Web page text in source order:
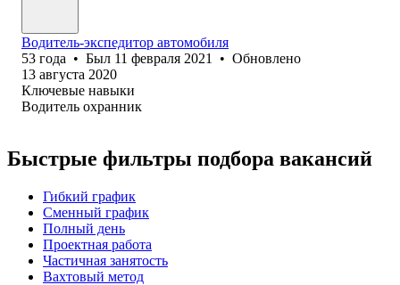
Водитель-экспедитор автомобиля
53 года • Был 11 февраля 2021 • Обновлено
13 августа 2020
Ключевые навыки
Водитель охранник
Быстрые фильтры подбора вакансий
Гибкий график
Сменный график
Полный день
Проектная работа
Частичная занятость
Вахтовый метод